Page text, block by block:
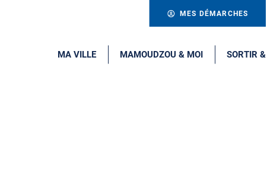
MES DÉMARCHES
MA VILLE MAMOUDZOU & MOI SORTIR